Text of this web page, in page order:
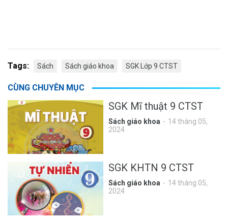
Tags: Sách Sách giáo khoa SGK Lớp 9 CTST
CÙNG CHUYÊN MỤC
SGK Mĩ thuật 9 CTST
Sách giáo khoa
14 tháng 05,
2024
SGK KHTN 9 CTST
Sách giáo khoa
14 tháng 05,
2024